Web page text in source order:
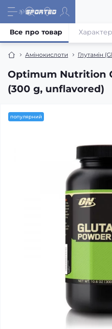
Амінокислоти Глутамін
Optimum Nutrition
(300 g, unflavored)
Все про товар
популярний